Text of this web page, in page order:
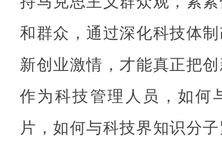
和群众，通过深化科技体
新创业激情，才能真正把
作为科技管理人员，如何
片，如何与科技界知识分